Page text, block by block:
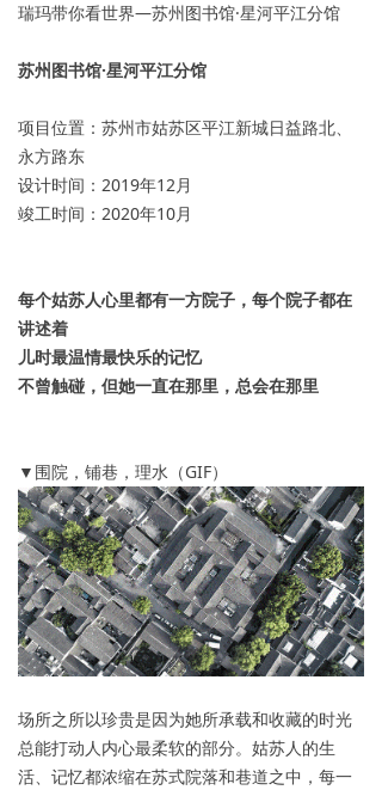
瑞‍‍‍‍‍‍‍‍‍‍‍‍‍‍‍‍‍‍‍‍‍‍‍‍‍‍‍‍‍‍‍‍‍‍‍‍‍‍‍‍‍玛带你看世界—苏州图书馆·星河平江分馆
苏州图书馆·星河平江分馆
项目位置：苏州市姑苏区平江新城日益路北、
永方路东
设计时间：2019年12月
竣工时间：2020年10月
每个姑苏人心里都有一方院子，每个院子都在
讲述着
儿时最温情最快乐的记忆
不曾触碰，但她一直在那里，总会在那里
▼围院，铺巷，理水（GIF）
场所之所以珍贵是因为她所承载和收藏的时光
总能打动人内心最柔软的部分。姑苏人的生
活、记忆都浓缩在苏式院落和巷道之中，每一